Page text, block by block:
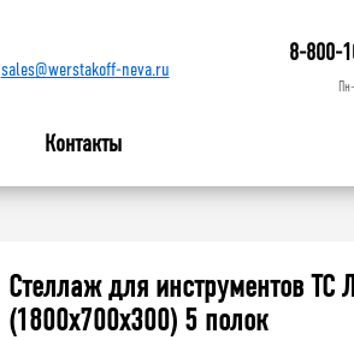
sales@werstakoff-neva.ru
8-800-
Контакты
Стеллаж для инструментов ТС
(1800x700x300) 5 полок